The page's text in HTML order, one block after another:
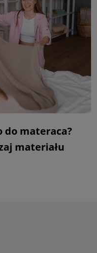
do materaca?
materiału